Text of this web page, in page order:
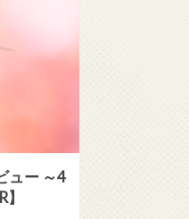
ュー ～4